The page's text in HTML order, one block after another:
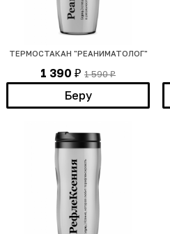
ТЕРМОСТАКАН "РЕАНИМАТОЛОГ"
1 390 ₽ 1 590₽
Беру